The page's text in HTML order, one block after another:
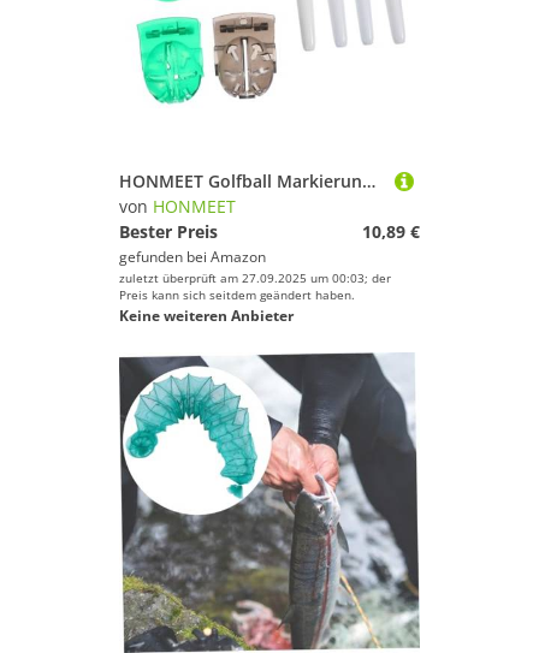
HONMEET Golfball Markierungsset mit Klammern Maßband und Farbigen Stiften Golfs Alignment Tool für Präzise Ausrichtung Leicht Langlebig Transparent und Einfach zu Bedienen
von HONMEET
Bester Preis
10,89 €
gefunden bei Amazon
zuletzt überprüft am 27.09.2025 um 00:03; der
Preis kann sich seitdem geändert haben.
Keine weiteren Anbieter